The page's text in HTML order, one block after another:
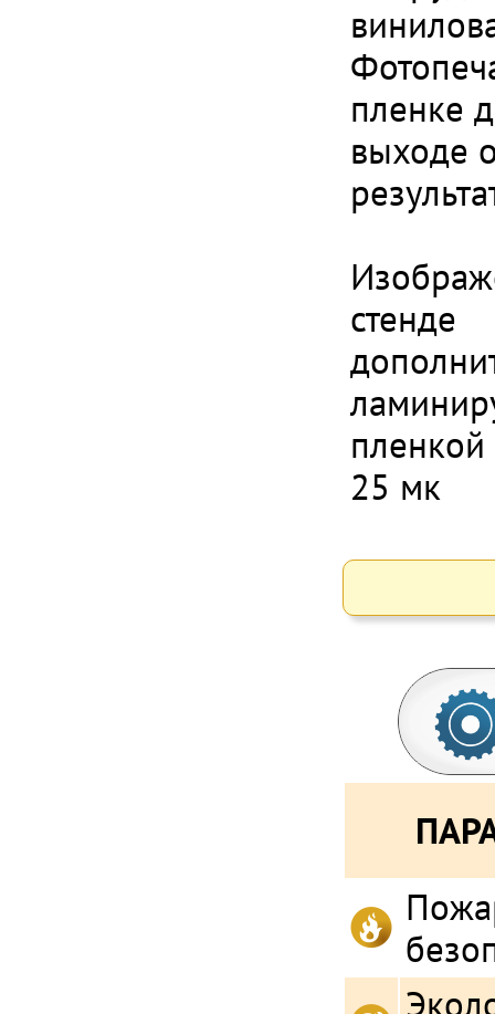
пленке
выходе
стенде
25 мк